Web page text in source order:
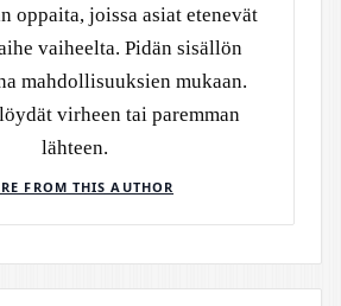
oppaita, joissa asiat etenevät
vaiheelta. Pidän sisällön
mahdollisuuksien mukaan.
virheen tai paremman
lähteen.
FROM THIS AUTHOR